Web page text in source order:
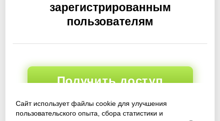
Сайт использует файлы cookie для улучшения
пользовательского опыта, сбора статистики и
зарегистрированным
пользователям
Получить доступ